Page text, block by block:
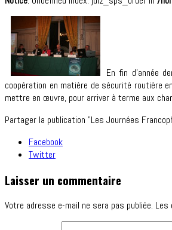
En fin d’année
coopération en matière de sécurité routière
mettre en œuvre, pour arriver à terme aux
Partager la publication "Les Journées
Facebook
Twitter
Laisser un commentaire
Votre adresse e-mail ne sera pas publiée. Les